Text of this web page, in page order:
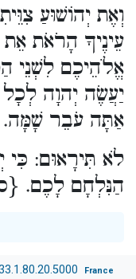
וְאֶת יְהוֹשׁוּעַ
עֵינֶיךָ הָרֹאֹת
אֱלֹהֵיכֶם לִשְׁנֵי
יַעֲשֶׂה יְהוָה
אַתָּה עֹבֵר שָׁמָּה.
לֹא תִּירָאוּם: כִּי
הַנִּלְחָם לָכֶם.
France